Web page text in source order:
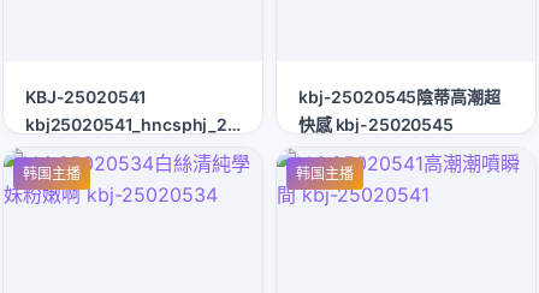
KBJ-25020541
kbj25020541_hncsphj_20241212
- Hncsphj
kbj-25020545陰蒂高潮超
快感 kbj-25020545
韩国主播 韩国主播